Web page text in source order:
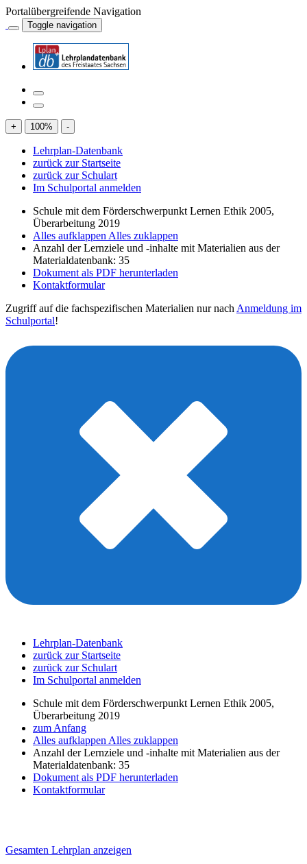
Portalübergreifende Navigation
Toggle navigation
+ 100% -
Lehrplan-Datenbank
zurück zur Startseite
zurück zur Schulart
Im Schulportal anmelden
Schule mit dem Förderschwerpunkt Lernen Ethik 2005,
Überarbeitung 2019
Alles aufklappen Alles zuklappen
Anzahl der Lernziele und -inhalte mit Materialien aus der
Materialdatenbank: 35
Dokument als PDF herunterladen
Kontaktformular
Zugriff auf die fachspezifischen Materialien nur nach Anmeldung im
Schulportal!
Lehrplan-Datenbank
zurück zur Startseite
zurück zur Schulart
Im Schulportal anmelden
Schule mit dem Förderschwerpunkt Lernen Ethik 2005,
Überarbeitung 2019
zum Anfang
Alles aufklappen Alles zuklappen
Anzahl der Lernziele und -inhalte mit Materialien aus der
Materialdatenbank: 35
Dokument als PDF herunterladen
Kontaktformular
Gesamten Lehrplan anzeigen